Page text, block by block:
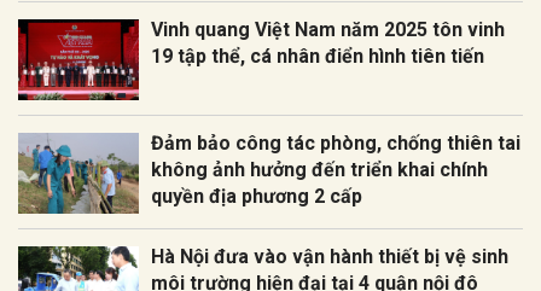
Vinh quang Việt Nam năm 2025 tôn vinh
19 tập thể, cá nhân điển hình tiên tiến
Đảm bảo công tác phòng, chống thiên tai
không ảnh hưởng đến triển khai chính
quyền địa phương 2 cấp
Hà Nội đưa vào vận hành thiết bị vệ sinh
môi trường hiện đại tại 4 quận nội đô